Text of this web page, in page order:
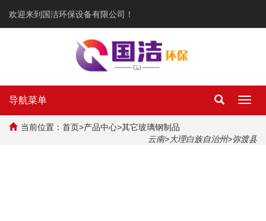
欢迎来到国洁环保设备有限公司！
导航菜单
当前位置： 首页>产品中心>其它玻璃钢制品
云南>大理白族自治州>弥渡县